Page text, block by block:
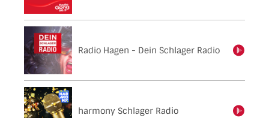
Radio Hagen - Dein Schlager Radio
einschalten
harmony Schlager Radioeinschalten